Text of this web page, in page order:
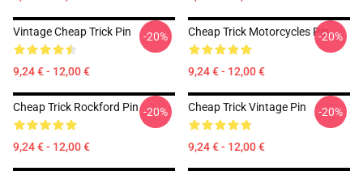
Vintage Cheap Trick Pin
9,24 € - 12,00 €
-20% Cheap Trick Motorcycles Pin
9,24 € - 12,00 €
-20%
Cheap Trick Rockford Pin
9,24 € - 12,00 €
-20% Cheap Trick Vintage Pin
9,24 € - 12,00 €
-20%